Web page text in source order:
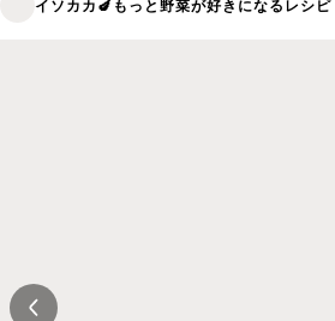
イソカカ🍆もっと野菜が好きになるレシピ